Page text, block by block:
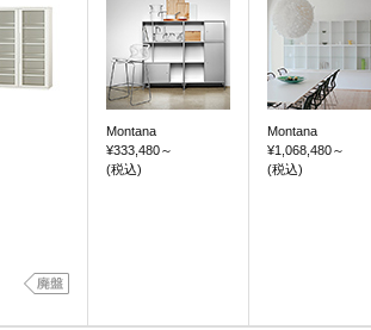
Montana
¥333,480～
(税込)
Montana
¥1,068,480～
(税込)